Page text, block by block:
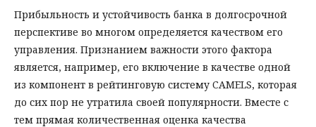
Прибыльность и устойчивость банка в долгосрочной
перспективе во мно­гом определяется качеством его
управления. Признанием важности этого фактора
является, например, его включение в качестве одной
из компонент в рейтинговую систему CAMELS, которая
до сих пор не утратила своей популярности. Вместе с
тем прямая количественная оценка качества